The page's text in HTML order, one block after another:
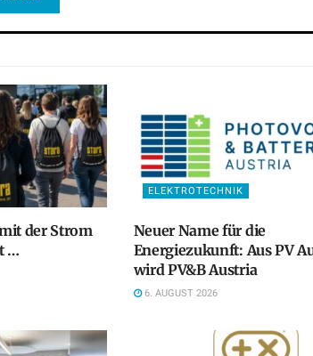
der Strom
…
ELEKTROTECHNIK
Neuer Name für die
Energiezukunft: Aus PV
wird PV&B Austria
6. AUGUST 2026